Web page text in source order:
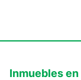
Inmuebles en